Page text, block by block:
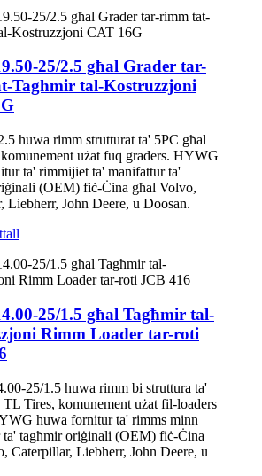
25/2.5 għal Grader tar-
Tagħmir tal-Kostruzzjoni
huwa rimm strutturat ta' 5PC għal
użat fuq graders. HYWG
ta' rimmijiet ta' manifattur ta'
(OEM) fiċ-Ċina għal Volvo,
Liebherr, John Deere, u Doosan.
25/1.5 għal Tagħmir tal-
Rimm Loader tar-roti
25/1.5 huwa rimm bi struttura ta'
Tires, komunement użat fil-loaders
huwa fornitur ta' rimms minn
ta' tagħmir oriġinali (OEM) fiċ-Ċina
Caterpillar, Liebherr, John Deere, u